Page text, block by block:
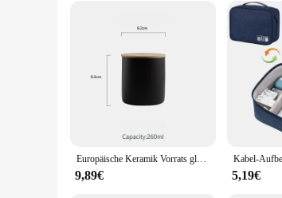
Performance and Property: Sturdy
Features:
The organisor schmimke is a versatile
its robust construction ensures durability
**Versatile and Space-Saving**
The organisor schmimke's modular
choice for homes, offices, or retail
This organisor schmimke set is not only
set's modularity allows for easy assembly
Europäische Keramik Vorrats glas Kanister minimalist ischen Stil Küche versiegelt Getreide Spender nach Hause Kaffee Tee Zucker behälter Veranstalter
9,89€ 5,19€